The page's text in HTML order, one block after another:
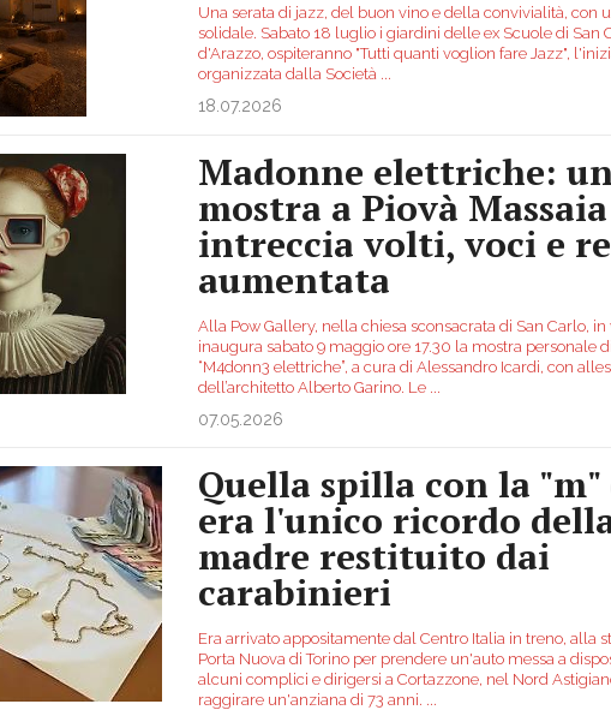
Una serata di jazz, del buon vino e della convivialità, con
solidale. Sabato 18 luglio i giardini delle ex Scuole di San
d'Arazzo, ospiteranno "Tutti quanti voglion fare Jazz",
organizzata dalla Società
18.07.2026
Madonne elettriche:
mostra a Piovà
intreccia volti, voci e
aumentata
Alla Pow Gallery, nella chiesa sconsacrata di San Carlo, in
inaugura sabato 9 maggio ore 17.30 la mostra personale
“M4donn3 elettriche”, a cura di Alessandro Icardi, con
dell’architetto Alberto Garino. Le
07.05.2026
Quella spilla con la "m"
era l'unico ricordo
madre restituito dai
carabinieri
Era arrivato appositamente dal Centro Italia in treno, alla
Porta Nuova di Torino per prendere un'auto messa a
alcuni complici e dirigersi a Cortazzone, nel Nord
raggirare un'anziana di 73 anni.